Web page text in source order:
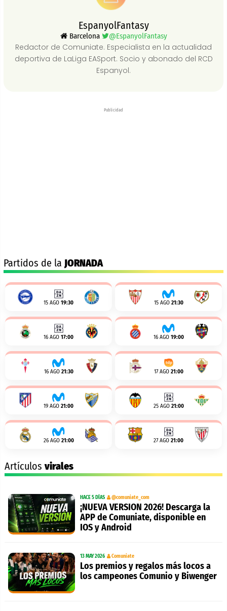
EspanyolFantasy
Barcelona @EspanyolFantasy
Redactor de Comuniate. Especialista en la actualidad
deportiva de LaLiga EASport. Socio y abonado del RCD
Espanyol.
Publicidad
Partidos de la JORNADA
15 AGO 19:30 15 AGO 21:30
16 AGO 17:00 16 AGO 19:00
16 AGO 21:30 17 AGO 21:00
19 AGO 21:00 25 AGO 21:00
26 AGO 21:00 27 AGO 21:00
Artículosvirales
HACE 5 DÍAS @comuniate_com
¡NUEVA VERSION 2026! Descarga la
APP de Comuniate, disponible en
IOS y Android
13 MAY 2026 Comuniate
Los premios y regalos más locos a
los campeones Comunio y Biwenger